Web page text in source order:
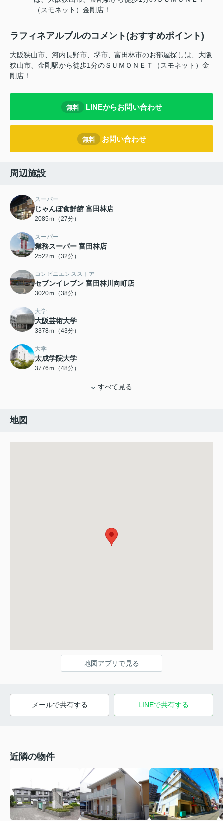
（スモネット）金剛店！
ラフィネアルブルのコメント(おすすめポイント)
大阪狭山市、河内長野市、堺市、富田林市のお部屋探しは、大阪
狭山市、金剛駅から徒歩1分のＳＵＭＯＮＥＴ（スモネット）金
剛店！
無料 LINEからお問い合わせ
無料 お問い合わせ
周辺施設
スーパー
じゃんぼ食鮮館 富田林店
2085ｍ（27分）
スーパー
業務スーパー 富田林店
2522ｍ（32分）
コンビニエンスストア
セブンイレブン 富田林川向町店
3020ｍ（38分）
大学
大阪芸術大学
3378ｍ（43分）
大学
太成学院大学
3776ｍ（48分）
すべて見る
地図
地図アプリで見る
メールで共有する LINEで共有する
近隣の物件